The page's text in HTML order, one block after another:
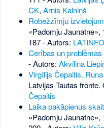
CK, Arnis Kalniņš
Robežzīmju
«Padomju Jaunatne»,
187- Autors:
Cerības un problēmas
- Autors: Akvilina
Virgīlijs Čepaitis.
Latvijas Tautas
Čepaitis
Laika pakāpienus
«Padomju Jaunatne»,